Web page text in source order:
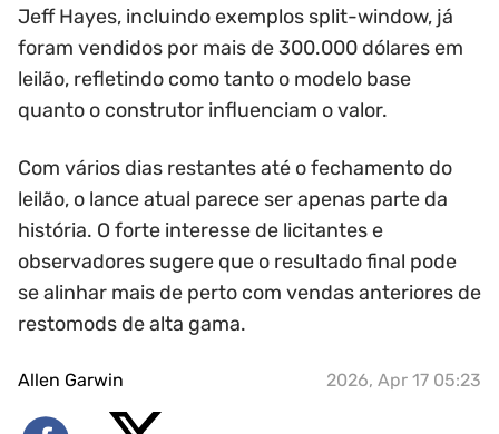
Jeff Hayes, incluindo exemplos split-window, já
foram vendidos por mais de 300.000 dólares em
leilão, refletindo como tanto o modelo base
quanto o construtor influenciam o valor.
Com vários dias restantes até o fechamento do
leilão, o lance atual parece ser apenas parte da
história. O forte interesse de licitantes e
observadores sugere que o resultado final pode
se alinhar mais de perto com vendas anteriores de
restomods de alta gama.
Allen Garwin 2026, Apr 17 05:23